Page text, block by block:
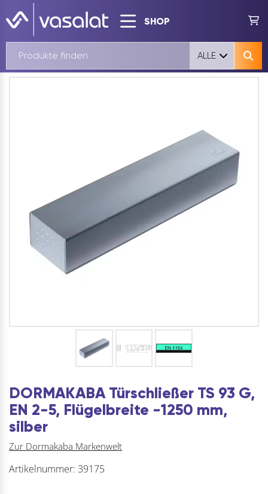
SHOP
ALLE
DORMAKABA Türschließer TS 93 G,
EN 2-5, Flügelbreite -1250 mm,
silber
Zur Dormakaba Markenwelt
Artikelnummer: 39175